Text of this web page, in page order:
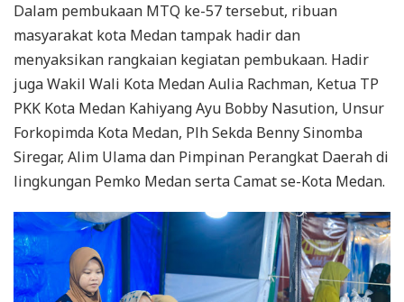
Dalam pembukaan MTQ ke-57 tersebut, ribuan
masyarakat kota Medan tampak hadir dan
menyaksikan rangkaian kegiatan pembukaan. Hadir
juga Wakil Wali Kota Medan Aulia Rachman, Ketua TP
PKK Kota Medan Kahiyang Ayu Bobby Nasution, Unsur
Forkopimda Kota Medan, Plh Sekda Benny Sinomba
Siregar, Alim Ulama dan Pimpinan Perangkat Daerah di
lingkungan Pemko Medan serta Camat se-Kota Medan.